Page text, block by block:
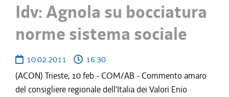
Idv: Agnola su bocciatura
norme sistema sociale
10.02.2011
16:30
(ACON) Trieste, 10 feb - COM/AB - Commento amaro
del consigliere regionale dell'Italia dei Valori Enio